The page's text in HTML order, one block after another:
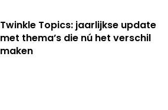
Twinkle Topics: jaarlijkse update
met thema’s die nú het verschil
maken